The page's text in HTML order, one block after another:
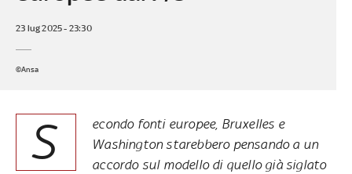
23 lug 2025 - 23:30
©Ansa
S
econdo fonti europee, Bruxelles e
Washington starebbero pensando a un
accordo sul modello di quello già siglato